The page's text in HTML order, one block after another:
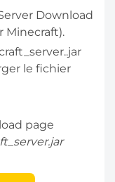
Download
Minecraft).
le fichier